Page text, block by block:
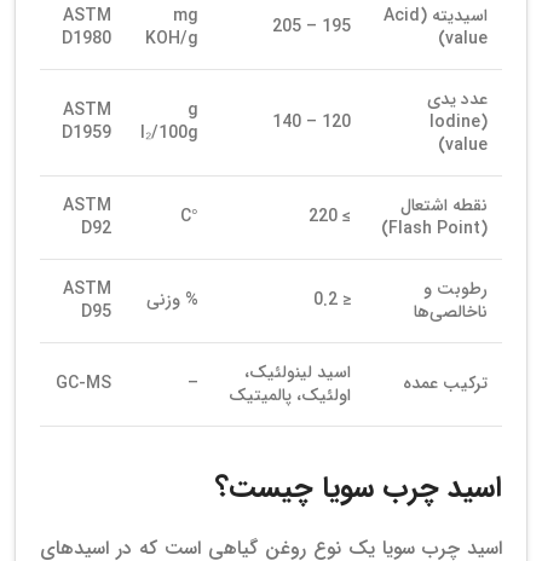
اسیدیته (Acid
value)
195 – 205
mg
KOH/g
ASTM
D1980
عدد یدی
(Iodine
value)
120 – 140
g
I₂/100g
ASTM
D1959
نقطه اشتعال
(Flash Point)
≥ 220
°C
ASTM
D92
رطوبت و
ناخالصی‌ها
≤ 0.2 % وزنی
ASTM
D95
ترکیب عمده
اسید لینولئیک،
اولئیک، پالمیتیک
–
GC-MS
اسید چرب سویا چیست؟
اسید چرب سویا یک نوع روغن گیاهی است که در اسیدهای